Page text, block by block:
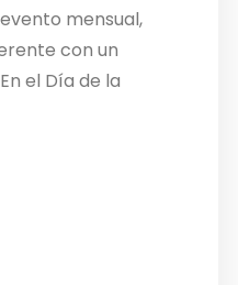
mensual,
con un
el Día de la
Go será una
entrenadores
Y así